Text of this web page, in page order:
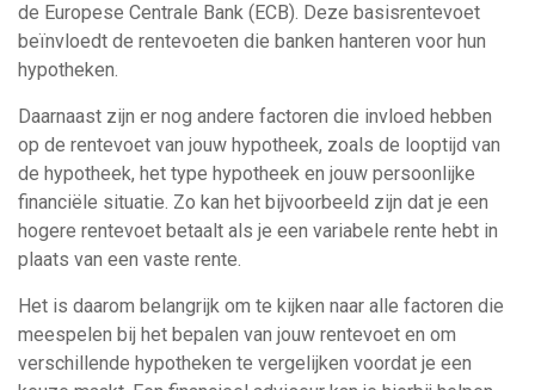
de Europese Centrale Bank (ECB). Deze basisrentevoet
beïnvloedt de rentevoeten die banken hanteren voor hun
hypotheken.
Daarnaast zijn er nog andere factoren die invloed hebben
op de rentevoet van jouw hypotheek, zoals de looptijd van
de hypotheek, het type hypotheek en jouw persoonlijke
financiële situatie. Zo kan het bijvoorbeeld zijn dat je een
hogere rentevoet betaalt als je een variabele rente hebt in
plaats van een vaste rente.
Het is daarom belangrijk om te kijken naar alle factoren die
meespelen bij het bepalen van jouw rentevoet en om
verschillende hypotheken te vergelijken voordat je een